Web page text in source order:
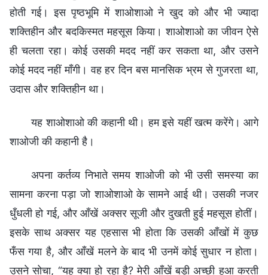
होती गई। इस पृष्ठभूमि में शाओशाओ ने खुद को और भी ज्यादा
शक्तिहीन और बदकिस्मत महसूस किया। शाओशाओ का जीवन ऐसे
ही चलता रहा। कोई उसकी मदद नहीं कर सकता था, और उसने
कोई मदद नहीं माँगी। वह हर दिन बस मानसिक भ्रम से गुजरता था,
उदास और शक्तिहीन था।
यह शाओशाओ की कहानी थी। हम इसे यहीं खत्म करेंगे। आगे
शाओजी की कहानी है।
अपना कर्तव्य निभाते समय शाओजी को भी उसी समस्या का
सामना करना पड़ा जो शाओशाओ के सामने आई थी। उसकी नजर
धुँधली हो गई, और आँखें अक्सर सूजी और दुखती हुई महसूस होतीं।
इसके साथ अक्सर यह एहसास भी होता कि उसकी आँखों में कुछ
फँस गया है, और आँखें मलने के बाद भी उनमें कोई सुधार न होता।
उसने सोचा, “यह क्या हो रहा है? मेरी आँखें बड़ी अच्छी हुआ करती